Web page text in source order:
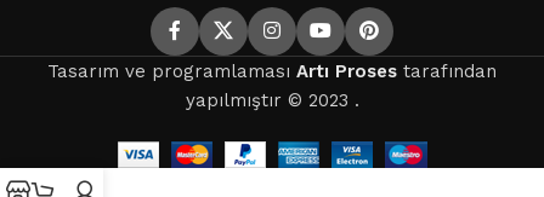
Tasarım ve programlaması Artı Proses tarafından
yapılmıştır © 2023 .